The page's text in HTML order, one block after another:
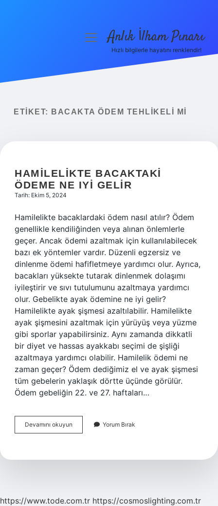
Yasal Uyarı
menüyüAnlık İlham Pınarı
Hızlı bilgilerle hayatını renklendir!
ETIKET: BACAKTA ÖDEM TEHLIKELI MI
HAMILELIKTE BACAKTAKI
ÖDEME NE IYI GELIR
Tarih: Ekim 5, 2024
Hamilelikte bacaklardaki ödem nasıl atılır? Ödem
genellikle kendiliğinden veya alınan önlemlerle
geçer. Ancak ödemi azaltmak için kullanılabilecek
bazı ek yöntemler vardır. Düzenli egzersiz ve
dinlenme ödemi hafifletmeye yardımcı olur. Ayrıca,
bacakları yüksekte tutarak dinlenmek dolaşımı
iyileştirir ve sıvı tutulumunu azaltmaya yardımcı
olur. Gebelikte ayak ödemine ne iyi gelir?
Hamilelikte ayak şişmesi azaltılabilir. Hamilelikte
ayak şişmesini azaltmak için yürüyüş veya yüzme
gibi sporlar yapabilirsiniz. Aynı zamanda dikkatli
bir diyet ve hassas ayakkabı seçimi de şişliği
azaltmaya yardımcı olabilir. Hamilelik ödemi ne
zaman geçer? Ödem dediğimiz el ve ayak şişmesi
tüm gebelerin yaklaşık dörtte üçünde görülür.
Ödem gebeliğin 22. ve 27. haftaları…
Devamını okuyun Hamilelikte
Bacaktaki
Iyi
Yorum Bırak
https://www.tode.com.tr https://cosmoslighting.com.tr